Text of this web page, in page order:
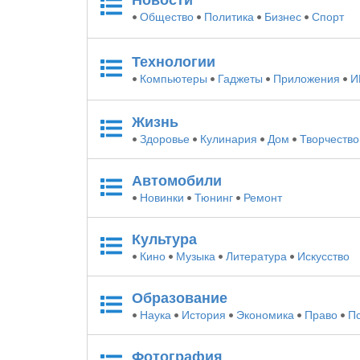
• Общество • Политика • Бизнес • Спорт
Технологии
• Компьютеры • Гаджеты • Приложения •
Жизнь
• Здоровье • Кулинария • Дом • Творчество
Автомобили
• Новинки • Тюнинг • Ремонт
Культура
• Кино • Музыка • Литература • Искусство
Образование
• Наука • История • Экономика • Право •
Фотография